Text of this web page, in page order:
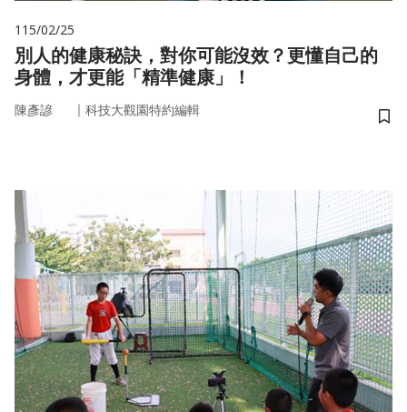
115/02/25
別人的健康秘訣，對你可能沒效？更懂自己的
身體，才更能「精準健康」！
陳彥諺 ｜ 科技大觀園特約編輯
儲